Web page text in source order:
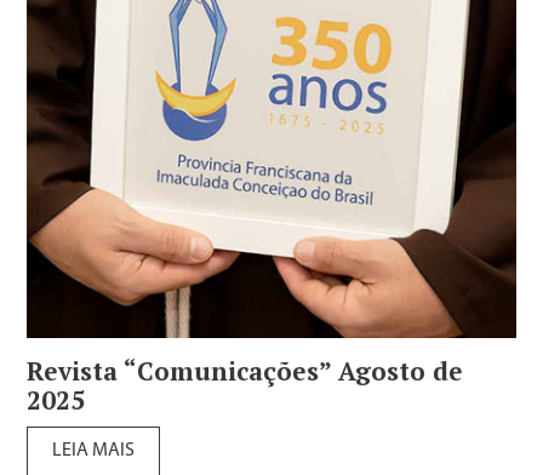
Revista “Comunicações” Agosto de
2025
LEIA MAIS